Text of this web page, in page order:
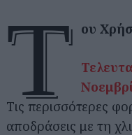
τ ου
Τις περισσότερες
αποδράσεις με τη